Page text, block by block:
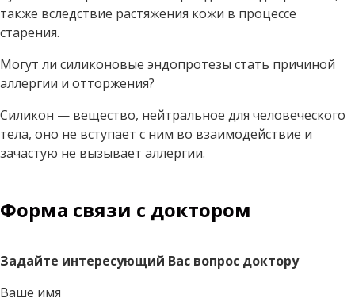
также вследствие растяжения кожи в процессе
старения.
Могут ли силиконовые эндопротезы стать причиной
аллергии и отторжения?
Силикон — вещество, нейтральное для человеческого
тела, оно не вступает с ним во взаимодействие и
зачастую не вызывает аллергии.
Форма связи с доктором
Задайте интересующий Вас вопрос доктору
Ваше имя